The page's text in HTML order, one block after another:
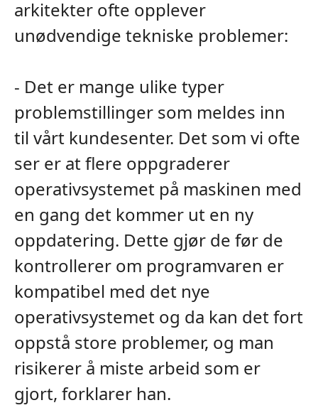
arkitekter ofte opplever
unødvendige tekniske problemer:
- Det er mange ulike typer
problemstillinger som meldes inn
til vårt kundesenter. Det som vi ofte
ser er at flere oppgraderer
operativsystemet på maskinen med
en gang det kommer ut en ny
oppdatering. Dette gjør de før de
kontrollerer om programvaren er
kompatibel med det nye
operativsystemet og da kan det fort
oppstå store problemer, og man
risikerer å miste arbeid som er
gjort, forklarer han.